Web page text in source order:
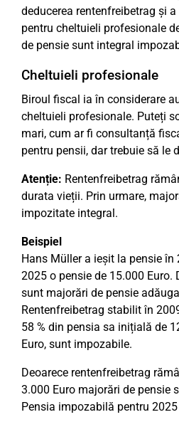
deducerea rentenfreibetrag și
pentru cheltuieli profesionale
de pensie sunt integral
Cheltuieli profesionale
Biroul fiscal ia în considerare
cheltuieli profesionale. Puteți
mari, cum ar fi consultanță
pentru pensii, dar trebuie să le
Atenție: Rentenfreibetrag
durata vieții. Prin urmare,
impozitate integral.
Beispiel
Hans Müller a ieșit la pensie în
2025 o pensie de 15.000 Euro.
sunt majorări de pensie
Rentenfreibetrag stabilit în
58 % din pensia sa inițială de
Euro, sunt impozabile.
Deoarece rentenfreibetrag
3.000 Euro majorări de pensie
Pensia impozabilă pentru 2025